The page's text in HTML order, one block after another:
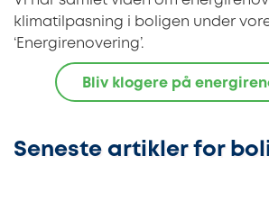
klimatilpasning i boligen under
‘Energirenovering’.
Bliv klogere på
Seneste artikler for